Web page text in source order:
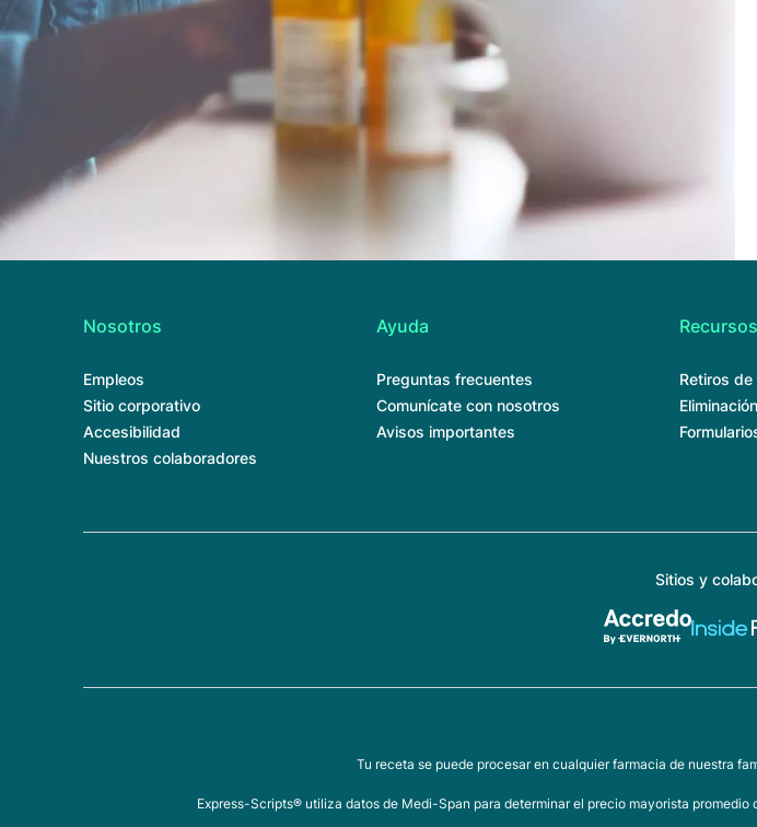
Nosotros
Empleos
Sitio corporativo
Accesibilidad
Nuestros colaboradores
Ayuda
Preguntas frecuentes
Comunícate con nosotros
Avisos importantes
Recursos
Retiros
Sitios y
Tu receta se puede procesar en cualquier farmacia de nuestra
Express-Scripts® utiliza datos de Medi-Span para determinar el precio mayorista